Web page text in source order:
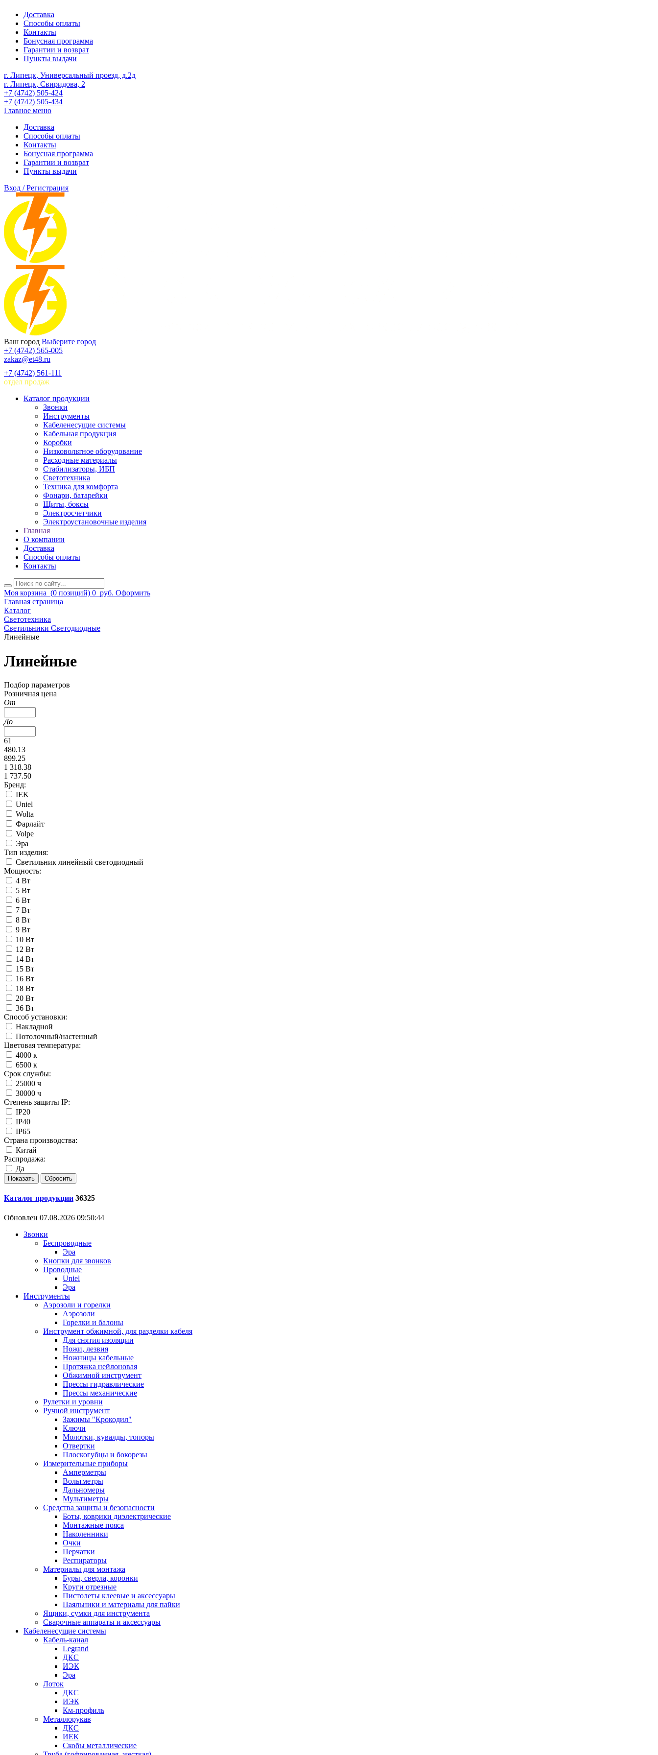
Доставка
Способы оплаты
Контакты
Бонусная программа
Гарантии и возврат
Пункты выдачи
г. Липецк, Универсальный проезд, д.2д
г. Липецк, Свиридова, 2
+7 (4742) 505-424
+7 (4742) 505-434
Главное меню
Доставка
Способы оплаты
Контакты
Бонусная программа
Гарантии и возврат
Пункты выдачи
Вход / Регистрация
Ваш город Выберите город
+7 (4742) 565-005
zakaz@et48.ru
+7 (4742) 561-111
отдел продаж
Каталог продукции
Звонки
Инструменты
Кабеленесущие системы
Кабельная продукция
Коробки
Низковольтное оборудование
Расходные материалы
Стабилизаторы, ИБП
Светотехника
Техника для комфорта
Фонари, батарейки
Щиты, боксы
Электросчетчики
Электроустановочные изделия
Главная
О компании
Доставка
Способы оплаты
Контакты
Моя корзина (0 позиций) 0 руб. Оформить
Главная страница
Каталог
Светотехника
Светильники Светодиодные
Линейные
Линейные
Подбор параметров
Розничная цена
От
До
61
480.13
899.25
1 318.38
1 737.50
Бренд:
IEK
Uniel
Wolta
Фарлайт
Volpe
Эра
Тип изделия:
Светильник линейный светодиодный
Мощность:
4 Вт
5 Вт
6 Вт
7 Вт
8 Вт
9 Вт
10 Вт
12 Вт
14 Вт
15 Вт
16 Вт
18 Вт
20 Вт
36 Вт
Способ установки:
Накладной
Потолочный/настенный
Цветовая температура:
4000 к
6500 к
Срок службы:
25000 ч
30000 ч
Степень защиты IP:
IP20
IP40
IP65
Страна производства:
Китай
Распродажа:
Да
Каталог продукции 36325
Обновлен 07.08.2026 09:50:44
Звонки
Беспроводные
Эра
Кнопки для звонков
Проводные
Uniel
Эра
Инструменты
Аэрозоли и горелки
Аэрозоли
Горелки и балоны
Инструмент обжимной, для разделки кабеля
Для снятия изоляции
Ножи, лезвия
Ножницы кабельные
Протяжка нейлоновая
Обжимной инструмент
Прессы гидравлические
Прессы механические
Рулетки и уровни
Ручной инструмент
Зажимы "Крокодил"
Ключи
Молотки, кувалды, топоры
Отвертки
Плоскогубцы и бокорезы
Измерительные приборы
Амперметры
Вольтметры
Дальномеры
Мультиметры
Средства защиты и безопасности
Боты, коврики диэлектрические
Монтажные пояса
Наколенники
Очки
Перчатки
Респираторы
Материалы для монтажа
Буры, сверла, коронки
Круги отрезные
Пистолеты клеевые и аксессуары
Паяльники и материалы для пайки
Ящики, сумки для инструмента
Сварочные аппараты и аксессуары
Кабеленесущие системы
Кабель-канал
Legrand
ДКС
ИЭК
Эра
Лоток
ДКС
ИЭК
Км-профиль
Металлорукав
ДКС
ИЕК
Скобы металлические